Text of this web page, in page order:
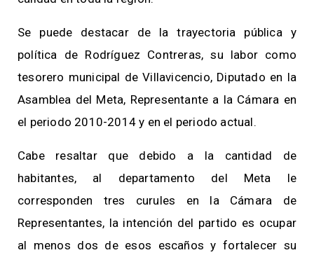
Se puede destacar de la trayectoria pública y
política de Rodríguez Contreras, su labor como
tesorero municipal de Villavicencio, Diputado en la
Asamblea del Meta, Representante a la Cámara en
el periodo 2010-2014 y en el periodo actual.
Cabe resaltar que debido a la cantidad de
habitantes, al departamento del Meta le
corresponden tres curules en la Cámara de
Representantes, la intención del partido es ocupar
al menos dos de esos escaños y fortalecer su